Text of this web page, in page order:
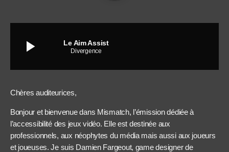
play_arrow Le Aim Assist
Divergence
Chères auditeurices,
Bonjour et bienvenue dans Mismatch, l’émission dédiée à
l’accessibilité des jeux vidéo. Elle est destinée aux
professionnels, aux néophytes du média mais aussi aux joueurs
et joueuses. Je suis Damien Fargeout, game designer de